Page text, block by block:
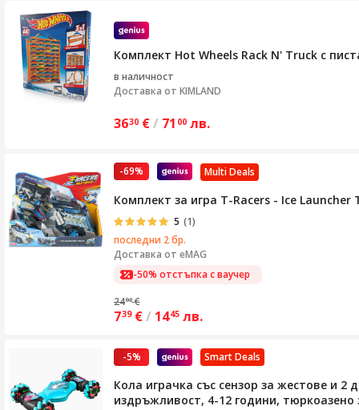
Комплект Hot Wheels Rack N' Truck с
в наличност
Доставка от KIMLAND
3630 €/ 71 00 лв.
Multi Deals
-69%
Комплект за игра T-Racers - Ice Launcher
5 (1)
последни 2 бр.
Доставка от eMAG
-50% отстъпка с ваучер
2402 €
739 €/ 1445 лв.
Smart Deals
-5%
Кола играчка със сензор за жестове и
издръжливост, 4-12 години, тюркоазено